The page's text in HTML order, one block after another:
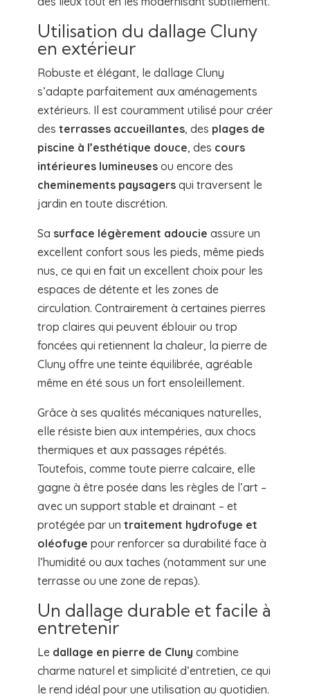
Utilisation du dallage Cluny
en extérieur
Robuste et élégant, le dallage Cluny
s’adapte parfaitement aux aménagements
extérieurs. Il est couramment utilisé pour créer
des terrasses accueillantes, des plages de
piscine à l’esthétique douce, des cours
intérieures lumineusesou encore des
cheminements paysagersqui traversent le
jardin en toute discrétion.
Sa surface légèrement adoucie assure un
excellent confort sous les pieds, même pieds
nus, ce qui en fait un excellent choix pour les
espaces de détente et les zones de
circulation. Contrairement à certaines pierres
trop claires qui peuvent éblouir ou trop
foncées qui retiennent la chaleur, la pierre de
Cluny offre une teinte équilibrée, agréable
même en été sous un fort ensoleillement.
Grâce à ses qualités mécaniques naturelles,
elle résiste bien aux intempéries, aux chocs
thermiques et aux passages répétés.
Toutefois, comme toute pierre calcaire, elle
gagne à être posée dans les règles de l’art –
avec un support stable et drainant – et
protégée par un traitement hydrofuge et
oléofuge pour renforcer sa durabilité face à
l’humidité ou aux taches (notamment sur une
terrasse ou une zone de repas).
Un dallage durable et facile à
entretenir
Le dallage en pierre de Cluny combine
charme naturel et simplicité d’entretien, ce qui
le rend idéal pour une utilisation au quotidien.